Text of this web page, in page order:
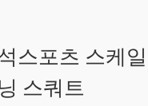
스포츠 스케일
스쿼트